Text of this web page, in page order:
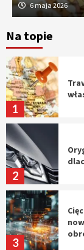
6 maja 2026
Na topie
5
1
2
3